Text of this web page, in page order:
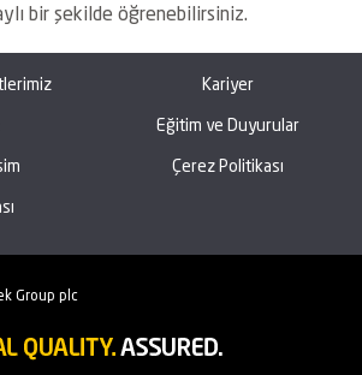
bir şekilde öğrenebilirsiniz.
Kariyer
Eğitim ve Duyurular
Çerez Politikası
Group plc